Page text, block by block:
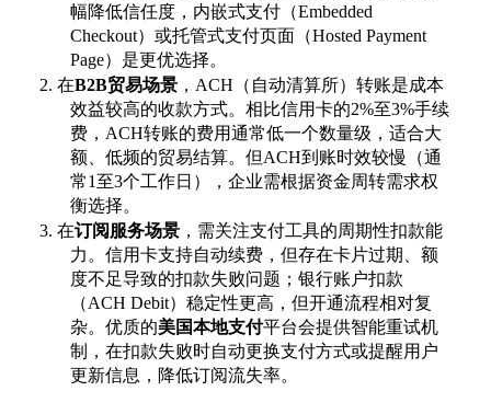
幅降低信任度，内嵌式支付（Embedded
Checkout）或托管式支付页面（Hosted Payment
Page）是更优选择。
2. 在B2B贸易场景， ACH（自动清算所）转账是成本
效益较高的收款方式。相比信用卡的2%至3%手续
费，ACH转账的费用通常低一个数量级，适合大
额、低频的贸易结算。但ACH到账时效较慢（通
常1至3个工作日），企业需根据资金周转需求权
衡选择。
3. 在订阅服务场景，需关注支付工具的周期性扣款能
力。信用卡支持自动续费，但存在卡片过期、额
度不足导致的扣款失败问题；银行账户扣款
（ACH Debit）稳定性更高，但开通流程相对复
杂。优质的美国本地支付平台会提供智能重试机
制，在扣款失败时自动更换支付方式或提醒用户
更新信息，降低订阅流失率。